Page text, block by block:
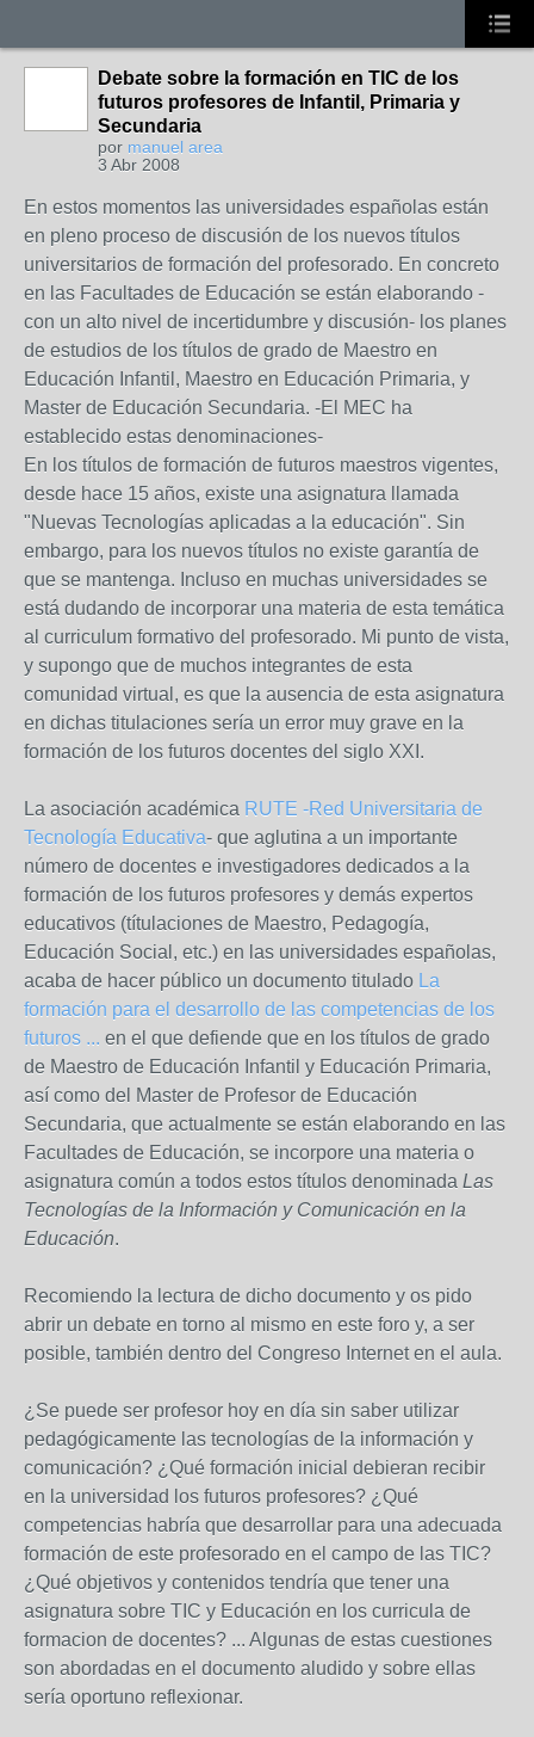
Debate sobre la formación en TIC de los
futuros profesores de Infantil, Primaria y
Secundaria
por manuel area
3 Abr 2008
En estos momentos las universidades españolas están
en pleno proceso de discusión de los nuevos títulos
universitarios de formación del profesorado. En concreto
en las Facultades de Educación se están elaborando -
con un alto nivel de incertidumbre y discusión- los planes
de estudios de los títulos de grado de Maestro en
Educación Infantil, Maestro en Educación Primaria, y
Master de Educación Secundaria. -El MEC ha
establecido estas denominaciones-
En los títulos de formación de futuros maestros vigentes,
desde hace 15 años, existe una asignatura llamada
"Nuevas Tecnologías aplicadas a la educación". Sin
embargo, para los nuevos títulos no existe garantía de
que se mantenga. Incluso en muchas universidades se
está dudando de incorporar una materia de esta temática
al curriculum formativo del profesorado. Mi punto de vista,
y supongo que de muchos integrantes de esta
comunidad virtual, es que la ausencia de esta asignatura
en dichas titulaciones sería un error muy grave en la
formación de los futuros docentes del siglo XXI.
La asociación académica RUTE -Red Universitaria de
Tecnología Educativa- que aglutina a un importante
número de docentes e investigadores dedicados a la
formación de los futuros profesores y demás expertos
educativos (títulaciones de Maestro, Pedagogía,
Educación Social, etc.) en las universidades españolas,
acaba de hacer público un documento titulado La
formación para el desarrollo de las competencias de los
futuros ... en el que defiende que en los títulos de grado
de Maestro de Educación Infantil y Educación Primaria,
así como del Master de Profesor de Educación
Secundaria, que actualmente se están elaborando en las
Facultades de Educación, se incorpore una materia o
asignatura común a todos estos títulos denominada Las
Tecnologías de la Información y Comunicación en la
Educación.
Recomiendo la lectura de dicho documento y os pido
abrir un debate en torno al mismo en este foro y, a ser
posible, también dentro del Congreso Internet en el aula.
¿Se puede ser profesor hoy en día sin saber utilizar
pedagógicamente las tecnologías de la información y
comunicación? ¿Qué formación inicial debieran recibir
en la universidad los futuros profesores? ¿Qué
competencias habría que desarrollar para una adecuada
formación de este profesorado en el campo de las TIC?
¿Qué objetivos y contenidos tendría que tener una
asignatura sobre TIC y Educación en los curricula de
formacion de docentes? ... Algunas de estas cuestiones
son abordadas en el documento aludido y sobre ellas
sería oportuno reflexionar.